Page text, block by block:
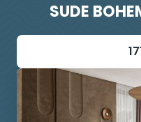
SUDE